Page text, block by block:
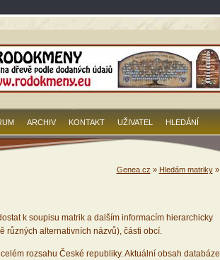
ARCHIV KONTAKT UŽIVATEL HLEDÁNÍ
Genea.cz » Hledám matriky»
k soupisu matrik a dalším informacím hierarchicky
různých alternativních názvů), části obcí.
rozsahu České republiky. Aktuální obsah databáze